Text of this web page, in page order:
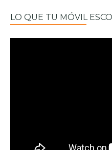
LO QUE TU MÓVIL